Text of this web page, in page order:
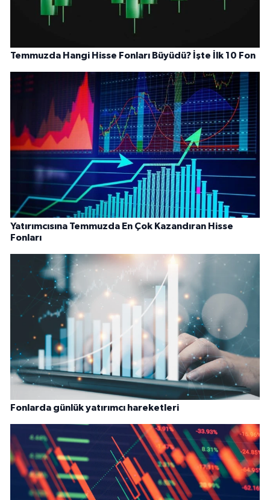
Temmuzda Hangi Hisse Fonları Büyüdü? İşte İlk 10 Fon
Yatırımcısına Temmuzda En Çok Kazandıran Hisse
Fonları
Fonlarda günlük yatırımcı hareketleri